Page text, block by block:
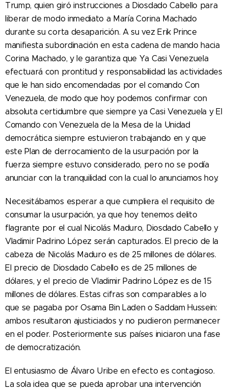
Trump, quien giró instrucciones a Diosdado Cabello para
liberar de modo inmediato a María Corina Machado
durante su corta desaparición. A su vez Erik Prince
manifiesta subordinación en esta cadena de mando hacia
Corina Machado, y le garantiza que Ya Casi Venezuela
efectuará con prontitud y responsabilidad las actividades
que le han sido encomendadas por el comando Con
Venezuela, de modo que hoy podemos confirmar con
absoluta certidumbre que siempre ya Casi Venezuela y El
Comando con Venezuela de la Mesa de la Unidad
democrática siempre estuvieron trabajando en y que
este Plan de derrocamiento de la usurpación por la
fuerza siempre estuvo considerado, pero no se podía
anunciar con la tranquilidad con la cual lo anunciamos hoy.
Necesitábamos esperar a que cumpliera el requisito de
consumar la usurpación, ya que hoy tenemos delito
flagrante por el cual Nicolás Maduro, Diosdado Cabello y
Vladimir Padrino López serán capturados. El precio de la
cabeza de Nicolás Maduro es de 25 millones de dólares.
El precio de Diosdado Cabello es de 25 millones de
dólares, y el precio de Vladimir Padrino López es de 15
millones de dólares. Estas cifras son comparables a lo
que se pagaba por Osama Bin Laden o Saddam Hussein:
ambos resultaron ajusticiados y no pudieron permanecer
en el poder. Posteriormente sus países iniciaron una fase
de democratización.
El entusiasmo de Álvaro Uribe en efecto es contagioso.
La sola idea que se pueda aprobar una intervención